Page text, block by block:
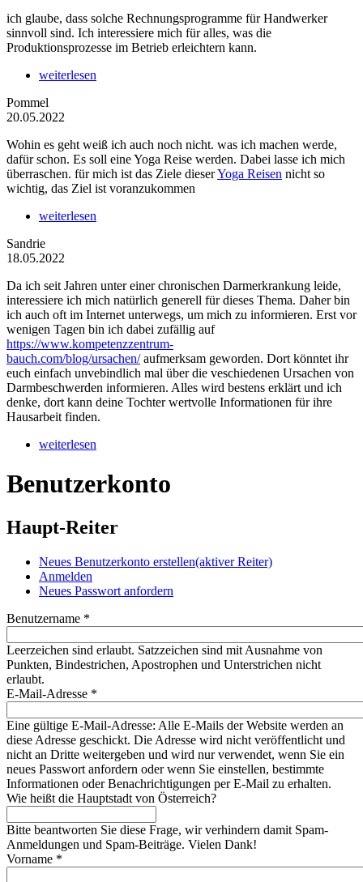
ich glaube, dass solche Rechnungsprogramme für Handwerker
sinnvoll sind. Ich interessiere mich für alles, was die
Produktionsprozesse im Betrieb erleichtern kann.
weiterlesen
Pommel
20.05.2022
Wohin es geht weiß ich auch noch nicht. was ich machen werde,
dafür schon. Es soll eine Yoga Reise werden. Dabei lasse ich mich
überraschen. für mich ist das Ziele dieserYoga Reisen nicht so
wichtig, das Ziel ist voranzukommen
weiterlesen
Sandrie
18.05.2022
Da ich seit Jahren unter einer chronischen Darmerkrankung leide,
interessiere ich mich natürlich generell für dieses Thema. Daher bin
ich auch oft im Internet unterwegs, um mich zu informieren. Erst vor
wenigen Tagen bin ich dabei zufällig auf
https://www.kompetenzzentrum-
bauch.com/blog/ursachen/aufmerksam geworden. Dort könntet ihr
euch einfach unvebindlich mal über die veschiedenen Ursachen von
Darmbeschwerden informieren. Alles wird bestens erklärt und ich
denke, dort kann deine Tochter wertvolle Informationen für ihre
Hausarbeit finden.
weiterlesen
Benutzerkonto
Haupt-Reiter
Neues Benutzerkonto erstellen(aktiver Reiter)
Anmelden
Neues Passwort anfordern
Benutzername *
Leerzeichen sind erlaubt. Satzzeichen sind mit Ausnahme von
Punkten, Bindestrichen, Apostrophen und Unterstrichen nicht
erlaubt.
E-Mail-Adresse *
Eine gültige E-Mail-Adresse: Alle E-Mails der Website werden an
diese Adresse geschickt. Die Adresse wird nicht veröffentlicht und
nicht an Dritte weitergeben und wird nur verwendet, wenn Sie ein
neues Passwort anfordern oder wenn Sie einstellen, bestimmte
Informationen oder Benachrichtigungen per E-Mail zu erhalten.
Wie heißt die Hauptstadt von Österreich?
Bitte beantworten Sie diese Frage, wir verhindern damit Spam-
Anmeldungen und Spam-Beiträge. Vielen Dank!
Vorname *